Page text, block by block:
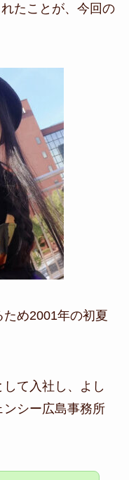
たことが、今回の
め2001年の初夏
て入社し、よし
ンシー広島事務所